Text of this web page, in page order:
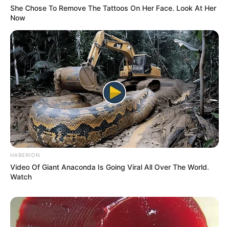
She Chose To Remove The Tattoos On Her Face. Look At Her
Now
HABERION
Video Of Giant Anaconda Is Going Viral All Over The World.
Watch